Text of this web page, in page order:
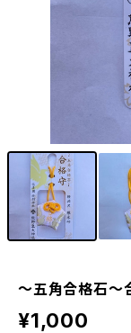
〜五角合格石〜
¥1,000